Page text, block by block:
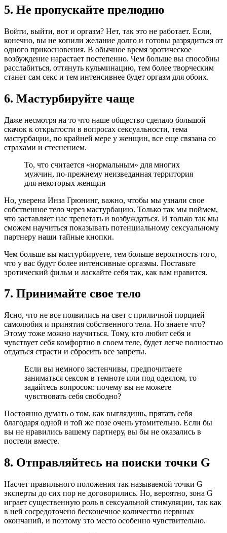
5. Не пропускайте прелюдию
Войти, выйти, вот и оргазм? Нет, так это не работает. Если,
конечно, вы не копили желание долго и готовы разрядиться от
одного прикосновения. В обычное время эротическое
возбуждение нарастает постепенно. Чем больше вы способны
расслабиться, оттянуть кульминацию, тем более творческим
станет сам секс и тем интенсивнее будет оргазм для обоих.
6. Мастурбируйте чаще
Даже несмотря на то что наше общество сделало большой
скачок к открытости в вопросах сексуальности, тема
мастурбации, по крайней мере у женщин, все еще связана со
страхами и стеснением.
То, что считается «нормальным» для многих
мужчин, по-прежнему неизведанная территория
для некоторых женщин
Но, уверена Инза Грюнинг, важно, чтобы мы узнали свое
собственное тело через мастурбацию. Только так мы поймем,
что заставляет нас трепетать и возбуждаться. И только так мы
сможем научиться показывать потенциальному сексуальному
партнеру наши тайные кнопки.
Чем больше вы мастурбируете, тем больше вероятность того,
что у вас будут более интенсивные оргазмы. Поставьте
эротический фильм и ласкайте себя так, как вам нравится.
7. Принимайте свое тело
Ясно, что не все появились на свет с приличной порцией
самолюбия и принятия собственного тела. Но знаете что?
Этому тоже можно научиться. Тому, кто любит себя и
чувствует себя комфортно в своем теле, будет легче полностью
отдаться страсти и сбросить все запреты.
Если вы немного застенчивы, предпочитаете
заниматься сексом в темноте или под одеялом, то
задайтесь вопросом: почему вы не можете
чувствовать себя свободно?
Постоянно думать о том, как выглядишь, прятать себя
благодаря одной и той же позе очень утомительно. Если бы
вы не нравились вашему партнеру, вы бы не оказались в
постели вместе.
8. Отправляйтесь на поиски точки G
Насчет правильного положения так называемой точки G
эксперты до сих пор не договорились. Но, вероятно, зона G
играет существенную роль в сексуальной стимуляции, так как
в ней сосредоточено бесконечное количество нервных
окончаний, и поэтому это место особенно чувствительно.